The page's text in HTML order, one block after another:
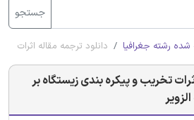
جستجو
شده رشته جغرافیا دانلود ترجمه مقاله اثرات
تخریب و پیکره بندی زیستگاه بر